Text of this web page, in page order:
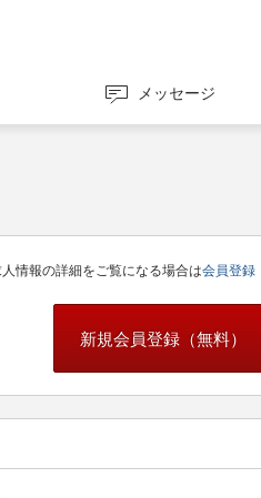
メッセージ
情報の詳細をご覧になる場合は会員登録
新規会員登録（無料）